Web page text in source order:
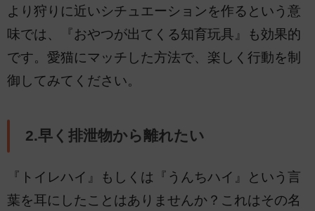
より狩りに近いシチュエーションを作るという意
味では、『おやつが出てくる知育玩具』も効果的
です。愛猫にマッチした方法で、楽しく行動を制
御してみてください。
2.早く排泄物から離れたい
『トイレハイ』もしくは『うんちハイ』という言
葉を耳にしたことはありませんか？これはその名